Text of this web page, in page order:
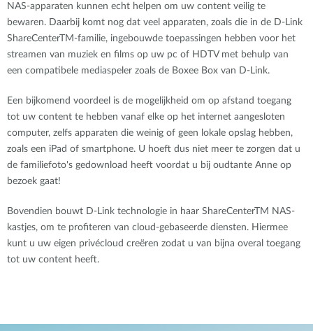
NAS-apparaten kunnen echt helpen om uw content veilig te
bewaren. Daarbij komt nog dat veel apparaten, zoals die in de D-Link
ShareCenterTM-familie, ingebouwde toepassingen hebben voor het
streamen van muziek en films op uw pc of HDTV met behulp van
een compatibele mediaspeler zoals de Boxee Box van D-Link.
Een bijkomend voordeel is de mogelijkheid om op afstand toegang
tot uw content te hebben vanaf elke op het internet aangesloten
computer, zelfs apparaten die weinig of geen lokale opslag hebben,
zoals een iPad of smartphone. U hoeft dus niet meer te zorgen dat u
de familiefoto's gedownload heeft voordat u bij oudtante Anne op
bezoek gaat!
Bovendien bouwt D-Link technologie in haar ShareCenterTM NAS-
kastjes, om te profiteren van cloud-gebaseerde diensten. Hiermee
kunt u uw eigen privécloud creëren zodat u van bijna overal toegang
tot uw content heeft.